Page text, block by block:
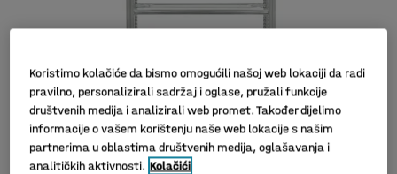
Koristimo kolačiće da bismo omogućili našoj web lokaciji da radi
pravilno, personalizirali sadržaj i oglase, pružali funkcije
društvenih medija i analizirali web promet. Također dijelimo
informacije o vašem korištenju naše web lokacije s našim
partnerima u oblastima društvenih medija, oglašavanja i
analitičkih aktivnosti. Kolačići